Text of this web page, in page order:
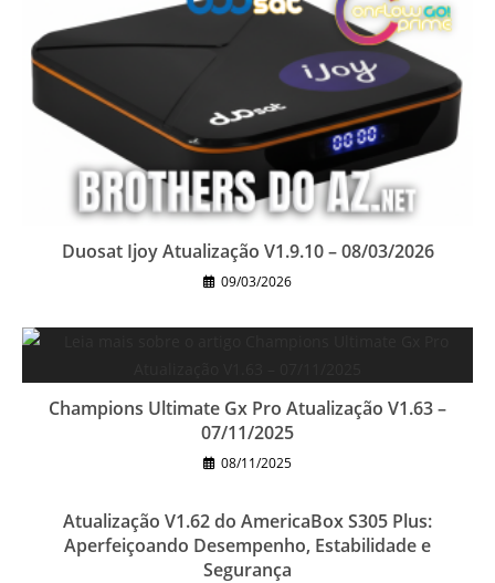
Duosat Ijoy Atualização V1.9.10 – 08/03/2026
09/03/2026
Champions Ultimate Gx Pro Atualização V1.63 –
07/11/2025
08/11/2025
Atualização V1.62 do AmericaBox S305 Plus:
Aperfeiçoando Desempenho, Estabilidade e
Segurança